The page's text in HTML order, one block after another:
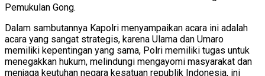
Pemukulan Gong.
Dalam sambutannya Kapolri menyampaikan acara ini adalah
acara yang sangat strategis, karena Ulama dan Umaro
memiliki kepentingan yang sama, Polri memiliki tugas untuk
menegakkan hukum, melindungi mengayomi masyarakat dan
menjaga keutuhan negara kesatuan republik Indonesia, ini